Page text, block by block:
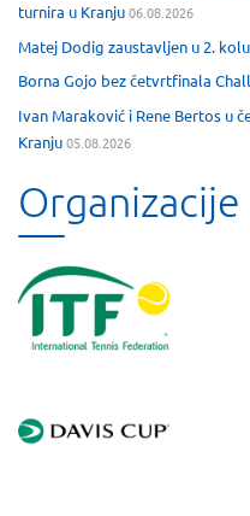
turnira u Kranju06.08.2026
Matej Dodig zaustavljen u 2.
Borna Gojo bez četvrtfinala
Ivan Maraković i Rene Bertos u
Kranju05.08.2026
Organizacije